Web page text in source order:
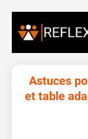
Astuces
et table